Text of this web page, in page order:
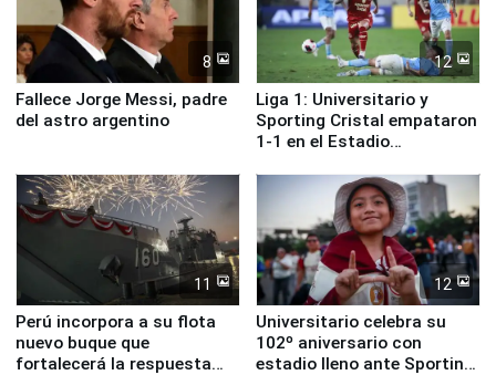
8
Fallece Jorge Messi, padre
del astro argentino
12
Liga 1: Universitario y
Sporting Cristal empataron
1-1 en el Estadio
11
Perú incorpora a su flota
nuevo buque que
fortalecerá la respuesta
12
Universitario celebra su
102º aniversario con
estadio lleno ante Sporting